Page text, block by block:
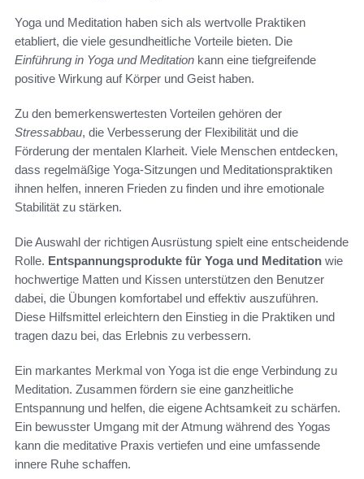
Yoga und Meditation haben sich als wertvolle Praktiken
etabliert, die viele gesundheitliche Vorteile bieten. Die
Einführung in Yoga und Meditation kann eine tiefgreifende
positive Wirkung auf Körper und Geist haben.
Zu den bemerkenswertesten Vorteilen gehören der
Stressabbau, die Verbesserung der Flexibilität und die
Förderung der mentalen Klarheit. Viele Menschen entdecken,
dass regelmäßige Yoga-Sitzungen und Meditationspraktiken
ihnen helfen, inneren Frieden zu finden und ihre emotionale
Stabilität zu stärken.
Die Auswahl der richtigen Ausrüstung spielt eine entscheidende
Rolle. Entspannungsprodukte für Yoga und Meditation wie
hochwertige Matten und Kissen unterstützen den Benutzer
dabei, die Übungen komfortabel und effektiv auszuführen.
Diese Hilfsmittel erleichtern den Einstieg in die Praktiken und
tragen dazu bei, das Erlebnis zu verbessern.
Ein markantes Merkmal von Yoga ist die enge Verbindung zu
Meditation. Zusammen fördern sie eine ganzheitliche
Entspannung und helfen, die eigene Achtsamkeit zu schärfen.
Ein bewusster Umgang mit der Atmung während des Yogas
kann die meditative Praxis vertiefen und eine umfassende
innere Ruhe schaffen.